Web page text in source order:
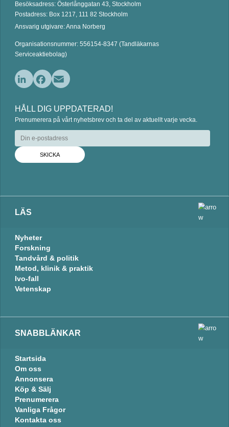
Besöksadress: Österlånggatan 43, Stockholm
Postadress: Box 1217, 111 82 Stockholm
Ansvarig utgivare: Anna Norberg
Organisationsnummer: 556154-8347 (Tandläkarnas
Serviceaktiebolag)
n
k
e
I
n
c
e
b
o
k
a
i
l
HÅLL DIG UPPDATERAD!
Prenumerera på vårt nyhetsbrev och ta del av aktuellt varje vecka.
LÄS
Nyheter
Forskning
Tandvård & politik
Metod, klinik & praktik
Ivo-fall
Vetenskap
SNABBLÄNKAR
Startsida
Om oss
Annonsera
Köp & Sälj
Prenumerera
Vanliga Frågor
Kontakta oss